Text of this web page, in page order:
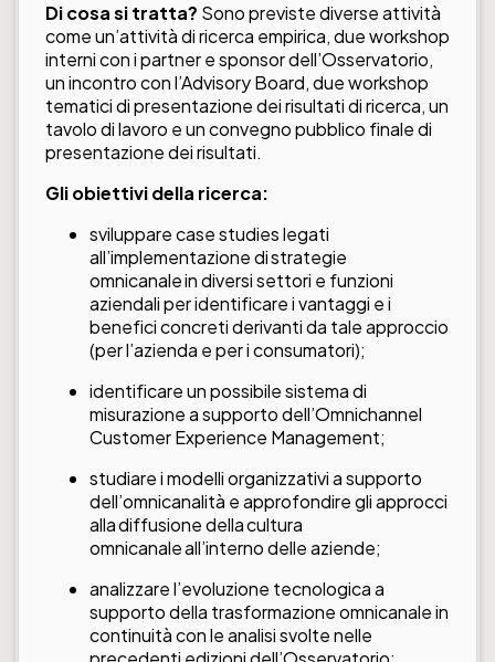
Di cosa si tratta? Sono previste diverse attività
come un’attività di ricerca empirica, due workshop
interni con i partner e sponsor dell’Osservatorio,
un incontro con l’Advisory Board, due workshop
tematici di presentazione dei risultati di ricerca, un
tavolo di lavoro e un convegno pubblico finale di
presentazione dei risultati.
Gli obiettivi della ricerca:
sviluppare case studies legati
all’implementazione di strategie
omnicanale in diversi settori e funzioni
aziendali per identificare i vantaggi e i
benefici concreti derivanti da tale approccio
(per l’azienda e per i consumatori);
identificare un possibile sistema di
misurazione a supporto dell’Omnichannel
Customer Experience Management;
studiare i modelli organizzativi a supporto
dell’omnicanalità e approfondire gli approcci
alla diffusione della cultura
omnicanale all’interno delle aziende;
analizzare l’evoluzione tecnologica a
supporto della trasformazione omnicanale in
continuità con le analisi svolte nelle